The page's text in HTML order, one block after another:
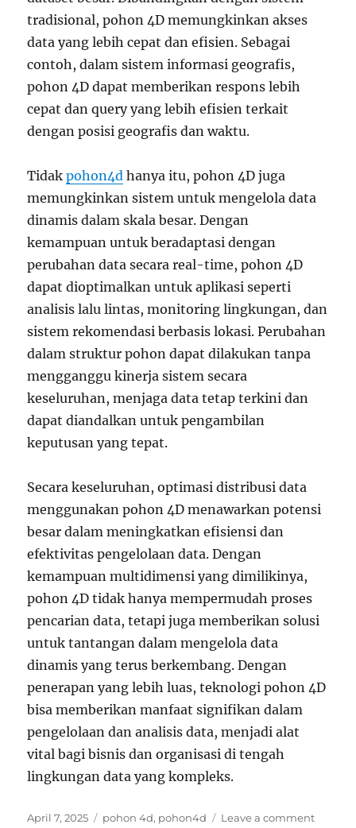
tradisional, pohon 4D memungkinkan akses
data yang lebih cepat dan efisien. Sebagai
contoh, dalam sistem informasi geografis,
pohon 4D dapat memberikan respons lebih
cepat dan query yang lebih efisien terkait
dengan posisi geografis dan waktu.
Tidakpohon4d hanya itu, pohon 4D juga
memungkinkan sistem untuk mengelola data
dinamis dalam skala besar. Dengan
kemampuan untuk beradaptasi dengan
perubahan data secara real-time, pohon 4D
dapat dioptimalkan untuk aplikasi seperti
analisis lalu lintas, monitoring lingkungan, dan
sistem rekomendasi berbasis lokasi. Perubahan
dalam struktur pohon dapat dilakukan tanpa
mengganggu kinerja sistem secara
keseluruhan, menjaga data tetap terkini dan
dapat diandalkan untuk pengambilan
keputusan yang tepat.
Secara keseluruhan, optimasi distribusi data
menggunakan pohon 4D menawarkan potensi
besar dalam meningkatkan efisiensi dan
efektivitas pengelolaan data. Dengan
kemampuan multidimensi yang dimilikinya,
pohon 4D tidak hanya mempermudah proses
pencarian data, tetapi juga memberikan solusi
untuk tantangan dalam mengelola data
dinamis yang terus berkembang. Dengan
penerapan yang lebih luas, teknologi pohon 4D
bisa memberikan manfaat signifikan dalam
pengelolaan dan analisis data, menjadi alat
vital bagi bisnis dan organisasi di tengah
lingkungan data yang kompleks.
Posted
April 7, 2025 Tags
pohon 4d, pohon4d Leave a commenton